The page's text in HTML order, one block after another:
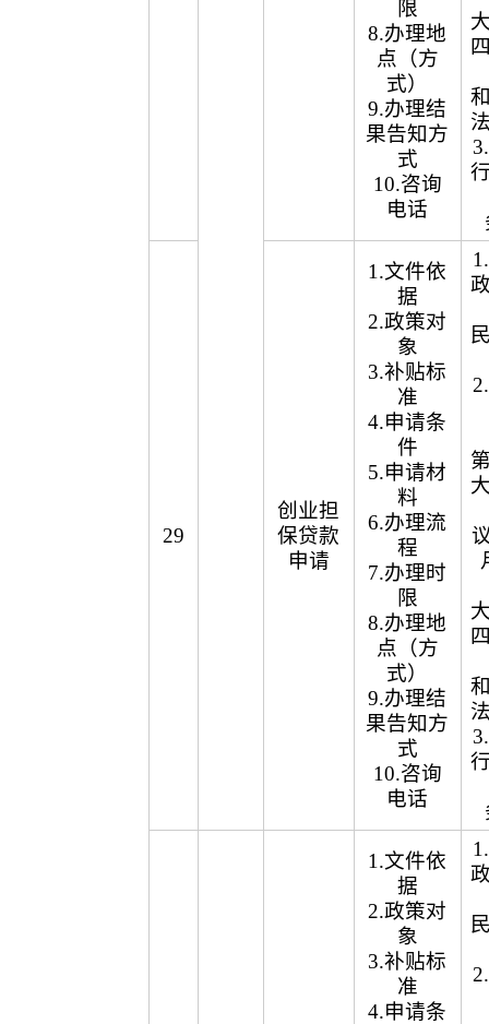
限
8.办理地
点（方
式）
9.办理结
果告知方
式
10.咨询
电话
29
创业担
保贷款
申请
1.文件依
据
2.政策对
象
3.补贴标
准
4.申请条
件
5.申请材
料
6.办理流
程
7.办理时
限
8.办理地
点（方
式）
9.办理结
果告知方
式
10.咨询
电话
1.文件依
据
2.政策对
象
3.补贴标
准
4.申请条